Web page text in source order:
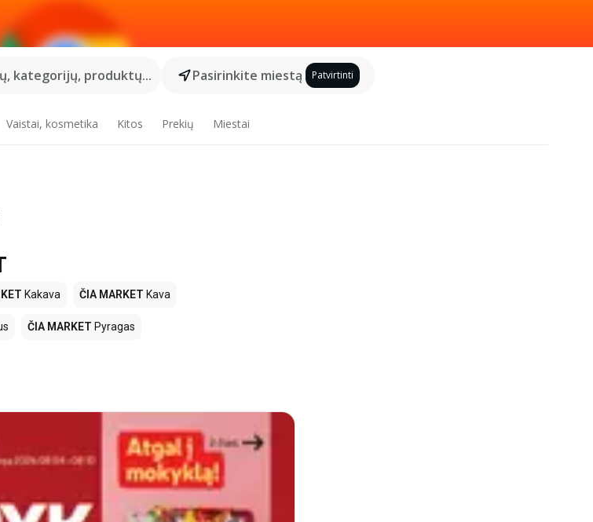
kategorijų, produktų...
Pasirinkite miestą Patvirtinti
Vaistai, kosmetika Kitos Prekių Miestai
Kakava ČIA MARKET Kava
ČIA MARKET Pyragas